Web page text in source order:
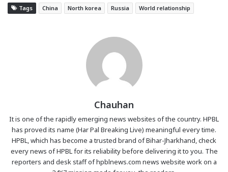
Tags China North korea Russia World relationship
Chauhan
It is one of the rapidly emerging news websites of the country. HPBL
has proved its name (Har Pal Breaking Live) meaningful every time.
HPBL, which has become a trusted brand of Bihar-Jharkhand, check
every news of HPBL for its reliability before delivering it to you. The
reporters and desk staff of hpblnews.com news website work on a